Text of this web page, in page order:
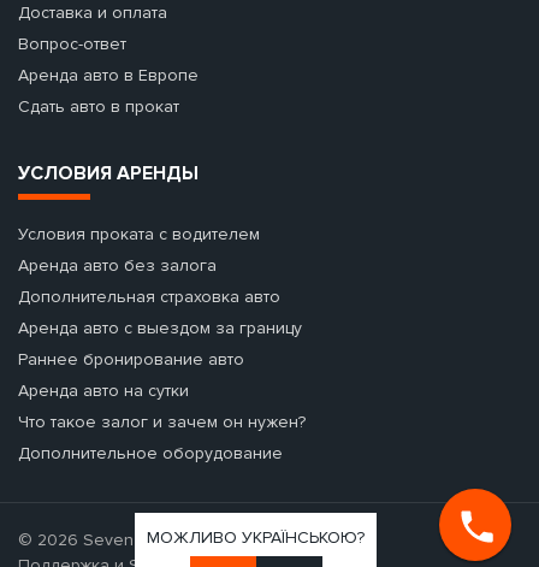
МОЖЛИВО УКРАЇНСЬКОЮ?
Доставка и оплата
Вопрос-ответ
Аренда авто в Европе
Сдать авто в прокат
УСЛОВИЯ АРЕНДЫ
Условия проката с водителем
Аренда авто без залога
Дополнительная страховка авто
Аренда авто с выездом за границу
Раннее бронирование авто
Аренда авто на сутки
Что такое залог и зачем он нужен?
Дополнительное оборудование
© 2026 Seven Cars - аренда авто.